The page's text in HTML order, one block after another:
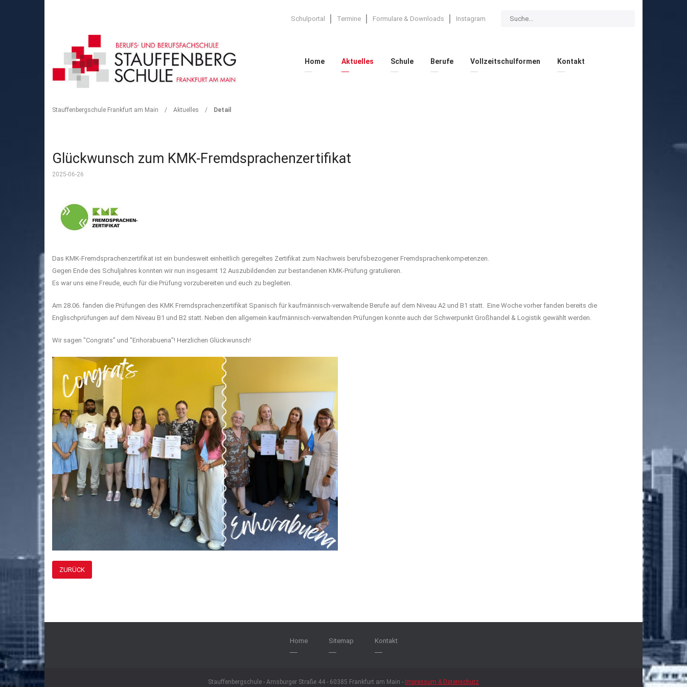
Schulportal Termine Formulare & Downloads Instagram
Home Aktuelles Schule Berufe Vollzeitschulformen Kontakt
Stauffenbergschule Frankfurt am Main / Aktuelles / Detail
Glückwunsch zum KMK-Fremdsprachenzertifikat
2025-06-26
Das KMK-Fremdsprachenzertifikat ist ein bundesweit einheitlich geregeltes Zertifikat zum Nachweis berufsbezogener Fremdsprachenkompetenzen.
Gegen Ende des Schuljahres konnten wir nun insgesamt 12 Auszubildenden zur bestandenen KMK-Prüfung gratulieren.
Es war uns eine Freude, euch für die Prüfung vorzubereiten und euch zu begleiten.
Am 28.06. fanden die Prüfungen des KMK Fremdsprachenzertifikat Spanisch für kaufmännisch-verwaltende Berufe auf dem Niveau A2 und B1 statt. Eine Woche vorher fanden bereits die
Englischprüfungen auf dem Niveau B1 und B2 statt. Neben den allgemein kaufmännisch-verwaltenden Prüfungen konnte auch der Schwerpunkt Großhandel & Logistik gewählt werden.
Wir sagen "Congrats" und "Enhorabuena"! Herzlichen Glückwunsch!
ZURÜCK
Home Sitemap Kontakt
Stauffenbergschule - Arnsburger Straße 44 - 60385 Frankfurt am Main - Impressum & Datenschutz